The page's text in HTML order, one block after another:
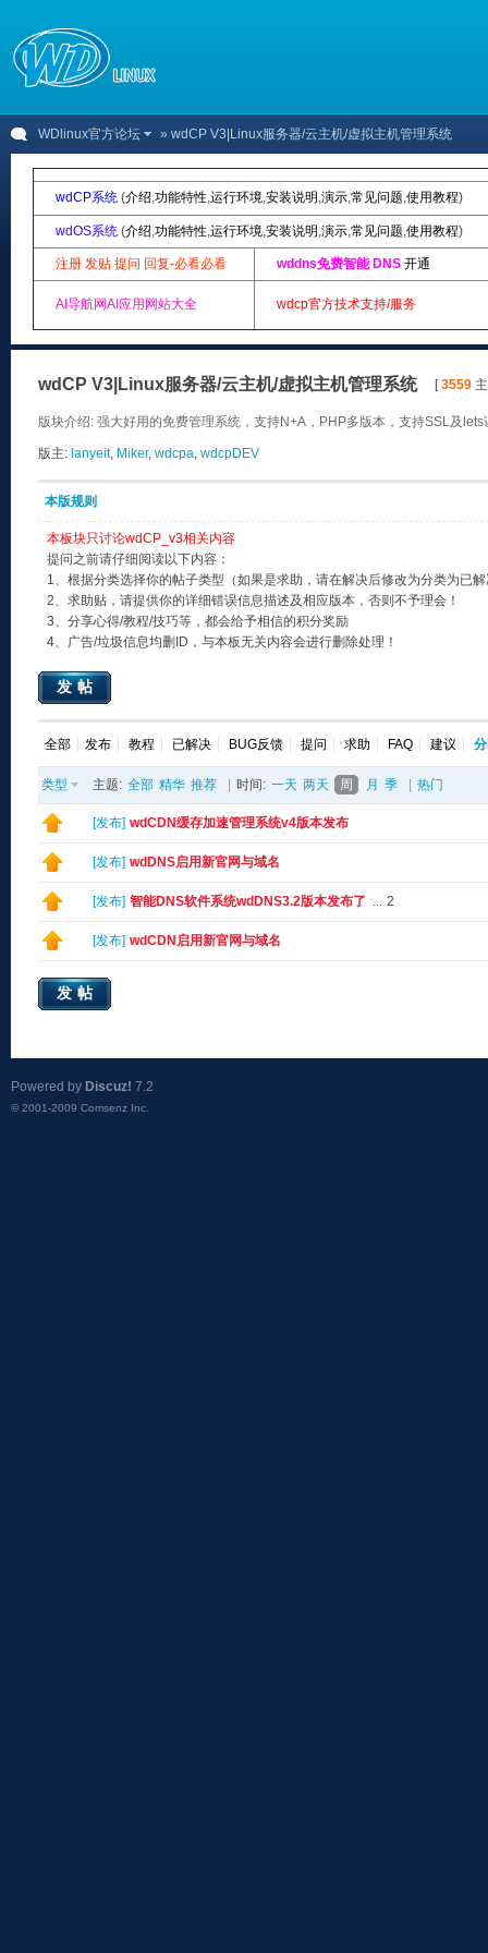
WDlinux官方论坛 » wdCP V3|Linux服务器/云主机/虚拟主机管理系统
wdCP系统 (介绍,功能特性,运行环境,安装说明 ,演示,常见问题,使用教程)
wdOS系统 (介绍,功能特性,运行环境,安装说明 ,演示,常见问题,使用教程)
注册 发贴 提问 回复-必看必看 wddns免费智能 DNS 开通
AI导航网AI应用网站大全 wdcp官方技术支持/服务
wdCP V3|Linux服务器/云主机/虚拟主机管理系统 [3559
版块介绍: 强大好用的免费管理系统，支持N+A，PHP多版本，支持SSL及
版主: lanyeit, Miker, wdcpa, wdcpDEV
本版规则
本板块只讨论wdCP_v3相关内容
提问之前请仔细阅读以下内容：
1、根据分类选择你的帖子类型（如果是求助，请在解决后修改为分类为已
2、求助贴，请提供你的详细错误信息描述及相应版本，否则不予理会！
3、分享心得/教程/技巧等，都会给予相信的积分奖励
4、广告/垃圾信息均删ID，与本板无关内容会进行删除处理！
发帖
全部 发布 教程 已解决 BUG反馈 提问 求助 FAQ 建议
类型 主题: 全部 精华 推荐 时间: 一天 两天 周 月 季 热门
[发布] wdCDN缓存加速管理系统v4版本发布
[发布] wdDNS启用新官网与域名
[发布] 智能DNS软件系统wdDNS3.2版本发布了 ... 2
[发布] wdCDN启用新官网与域名
发帖
Powered by Discuz! 7.2
© 2001-2009 Comsenz Inc.